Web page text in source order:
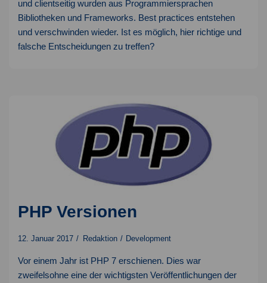
und clientseitig wurden aus Programmiersprachen
Bibliotheken und Frameworks. Best practices entstehen
und verschwinden wieder. Ist es möglich, hier richtige und
falsche Entscheidungen zu treffen?
PHP Versionen
12. Januar 2017 Redaktion Development
Vor einem Jahr ist PHP 7 erschienen. Dies war
zweifelsohne eine der wichtigsten Veröffentlichungen der